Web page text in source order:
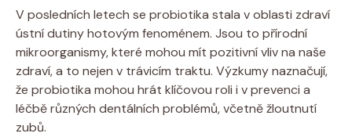
V posledních letech se probiotika stala v oblasti zdraví
ústní dutiny hotovým fenoménem. Jsou to přírodní
mikroorganismy, které mohou mít pozitivní vliv na naše
zdraví, a to nejen v trávicím traktu. Výzkumy naznačují,
že probiotika mohou hrát klíčovou roli i v prevenci a
léčbě různých dentálních problémů, včetně žloutnutí
zubů.